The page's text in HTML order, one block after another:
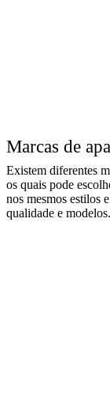
Marcas de
Existem diferentes
os quais pode
nos mesmos estilos
qualidade e modelos.